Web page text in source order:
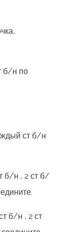
б/н по
ст б/н
б/н , 2 ст б/
б/н , 2 ст